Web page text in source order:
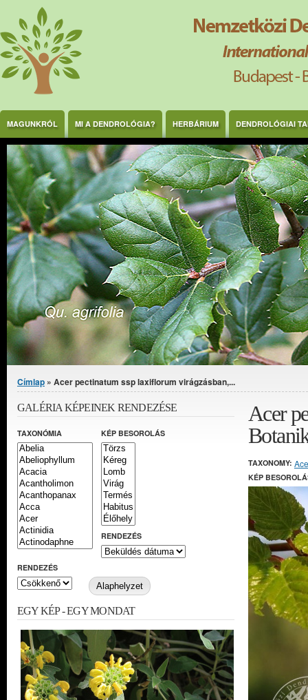
Ugrás a tartalomra
MAGUNKRÓL MI A DENDROLÓGIA? HERBÁRIUM DENDROLÓGIAI
Jelenlegi hely
Címlap » Acer pectinatum ssp laxiflorum virágzásban,...
Acer
TAXONOMY:
KÉP
GALÉRIA KÉPEINEK RENDEZÉSE
TAXONÓMIA KÉP BESOROLÁS
RENDEZÉS
RENDEZÉS
EGY KÉP - EGY MONDAT